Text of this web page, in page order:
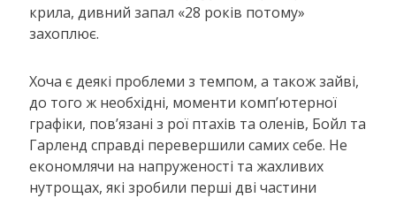
крила, дивний запал «28 років потому»
захоплює.
Хоча є деякі проблеми з темпом, а також зайві,
до того ж необхідні, моменти комп’ютерної
графіки, пов’язані з рої птахів та оленів, Бойл та
Гарленд справді перевершили самих себе. Не
економлячи на напруженості та жахливих
нутрощах, які зробили перші дві частини